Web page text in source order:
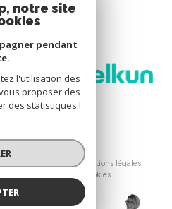
droits réservés
Mentions légales
Cookies
notre site
pendant
l'utilisation des
proposer des
des statistiques !